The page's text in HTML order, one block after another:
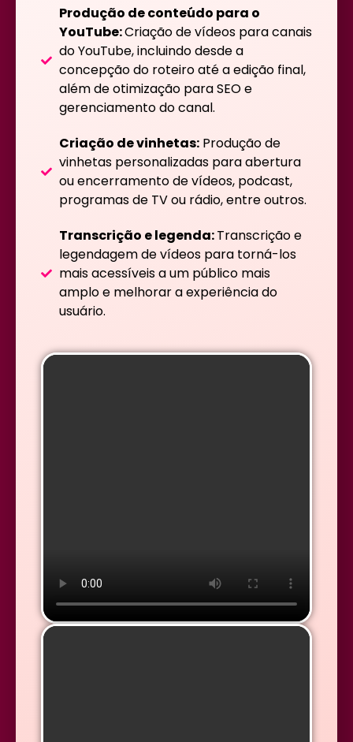
Produção de conteúdo para o
YouTube:Criação de vídeos para canais
do YouTube, incluindo desde a
concepção do roteiro até a edição final,
além de otimização para SEO e
gerenciamento do canal.
Criação de vinhetas:Produção de
vinhetas personalizadas para abertura
ou encerramento de vídeos, podcast,
programas de TV ou rádio, entre outros.
Transcrição e legenda:Transcrição e
legendagem de vídeos para torná-los
mais acessíveis a um público mais
amplo e melhorar a experiência do
usuário.